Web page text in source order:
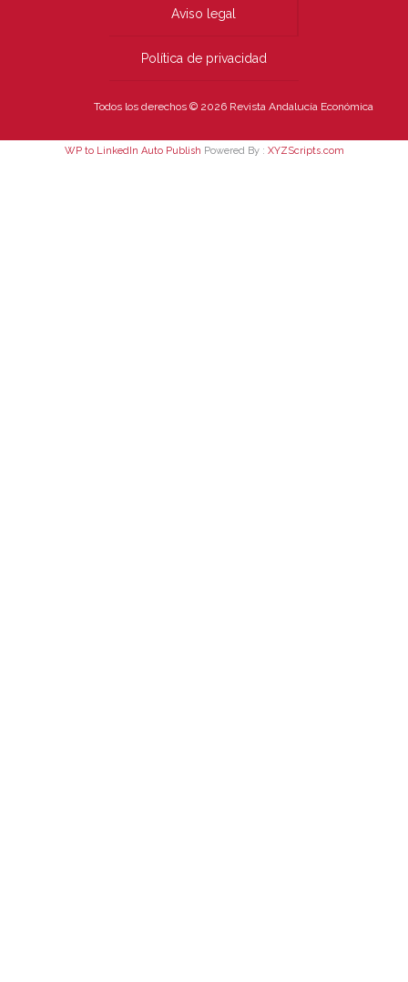
Aviso legal
Política de privacidad
Todos los derechos © 2026 Revista Andalucía Económica
WP to LinkedIn Auto Publish Powered By : XYZScripts.com